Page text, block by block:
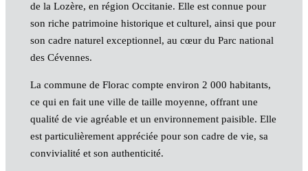
de la Lozère, en région Occitanie. Elle est connue pour
son riche patrimoine historique et culturel, ainsi que pour
son cadre naturel exceptionnel, au cœur du Parc national
des Cévennes.
La commune de Florac compte environ 2 000 habitants,
ce qui en fait une ville de taille moyenne, offrant une
qualité de vie agréable et un environnement paisible. Elle
est particulièrement appréciée pour son cadre de vie, sa
convivialité et son authenticité.